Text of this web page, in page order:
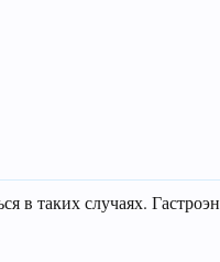
в таких случаях.